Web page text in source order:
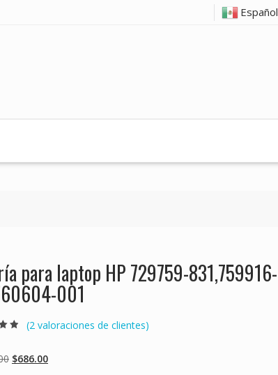
Español
para laptop HP 729759-831,759916-
001
(2 valoraciones de clientes)
Original
$686.00Current